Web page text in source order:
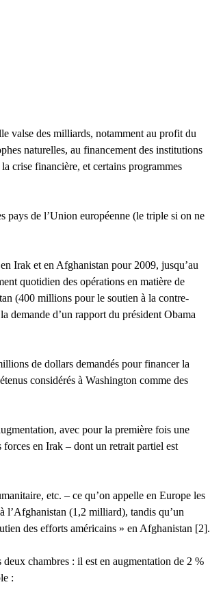
valse des milliards, notamment au profit du
naturelles, au financement des institutions
crise financière, et certains programmes
pays de l’Union européenne (le triple si on ne
Irak et en Afghanistan pour 2009, jusqu’au
quotidien des opérations en matière de
(400 millions pour le soutien à la contre-
demande d’un rapport du président Obama
de dollars demandés pour financer la
considérés à Washington comme des
avec pour la première fois une
en Irak – dont un retrait partiel est
etc. – ce qu’on appelle en Europe les
l’Afghanistan (1,2 milliard), tandis qu’un
des efforts américains » en Afghanistan [2].
chambres : il est en augmentation de 2 %
: